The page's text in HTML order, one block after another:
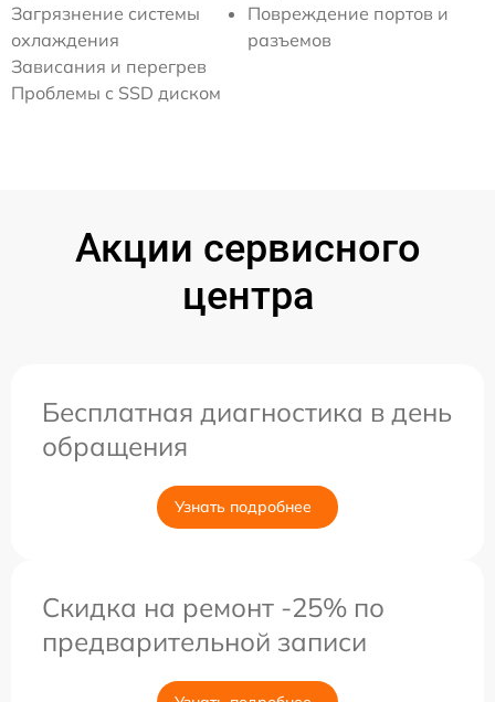
Загрязнение системы
охлаждения
Повреждение портов и
разъемов
Зависания и перегрев
Проблемы с SSD диском
Акции сервисного
центра
Бесплатная диагностика в день
обращения
Узнать подробнее
Скидка на ремонт -25% по
предварительной записи